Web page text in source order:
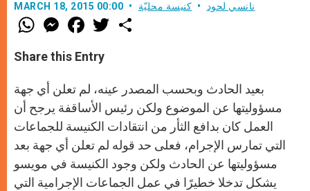
MARCH 18, 2015 00:00 نانسي لحود كنيسة محليّة
W
h
t
s
p
p
M
e
s
e
g
e
r
F
a
e
b
o
k
w
r
Share this Entry
بعيد الحادث وبحسب المصدر عينه، لم تعلن أي جهة
مسؤوليتها عن الموضوع ولكن رئيس الأساقفة يرجح أن
العمل كان بدافع الثأر من انتقادات الكنيسة للجماعات
التي تمارس الإجرام، فعلى حد قوله لم تعلن أي جهة بعد
مسؤوليتها عن الحادث ولكن وجود الكنيسة في مويسو
يشكل تدخلا خطيرًا في عمل الجماعات الإجرامية التي